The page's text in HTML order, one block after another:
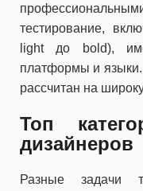
тестирование,
light до bold),
платформы и
рассчитан на
Топ
дизайнеров
Разные задачи